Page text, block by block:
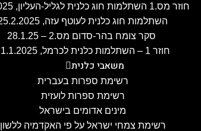
חוזר מס.1 השתלמות חוג כלנית לגליל-העליון, 3.4.2025
השתלמות חוג כלנית לעוטף עזה, 25.2.2025
סקר צומח בהר-סדום מס.2 – 28.1.25
חוזר 1 – השתלמות כלנית לכרמל, 21.1.2025
משאבי כלנית
רשימת ספרות בעברית
רשימת ספרות לועזית
מינים אדומים בישראל
רשימת צמחי ישראל על פי האקדמיה ללשון